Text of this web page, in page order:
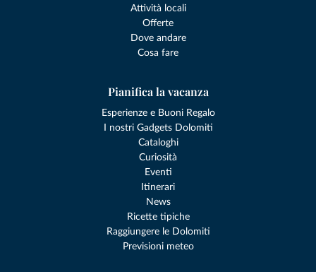
Attività locali
Offerte
Dove andare
Cosa fare
Pianifica la vacanza
Esperienze e Buoni Regalo
I nostri Gadgets Dolomiti
Cataloghi
Curiosità
Eventi
Itinerari
News
Ricette tipiche
Raggiungere le Dolomiti
Previsioni meteo